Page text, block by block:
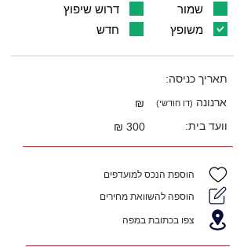
דרוש שיפוץ
שמור
חדש
משופץ
תאריך כניסה:
₪
ארנונה (דו חודשי)
300 ₪ וועד בית:
הוספת הנכס למועדפים
הוספה להשוואת מחירים
צפו בכתובת במפה